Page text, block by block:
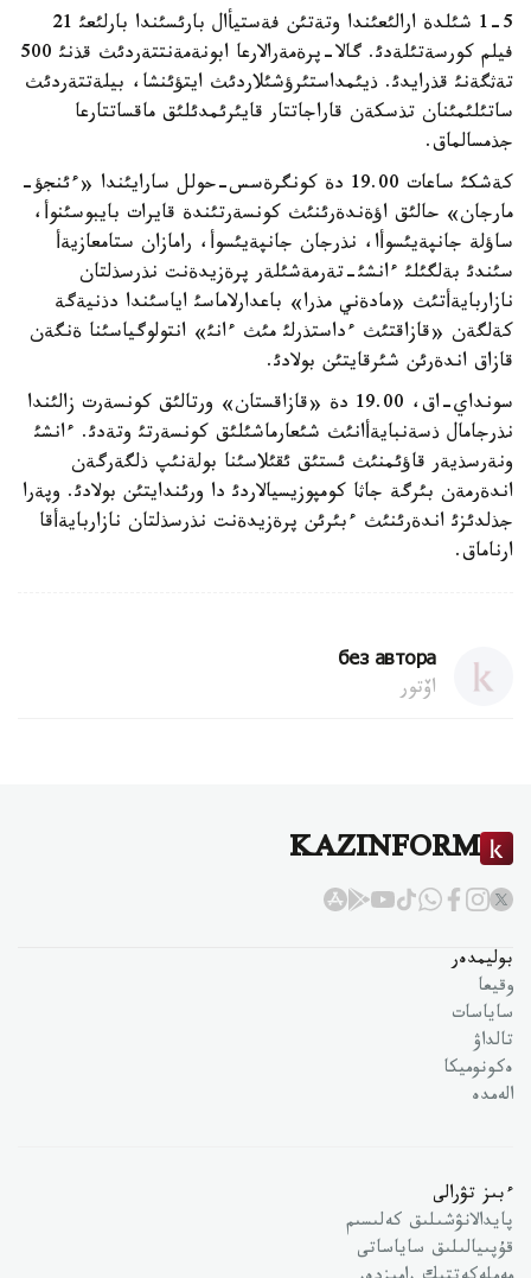
1-5 شئلدة ارالئعئندا وتةتئن فةستيأال بارئسئندا بارلئعئ 21
فيلم كورسةتئلةدئ. گالا-پرةمةرالارعا ابونةمةنتتةردئث قذنئ 500
تةثگةنئ قذرايدئ. ذيئمداستئرؤشئلاردئث ايتؤئنشا، بيلةتتةردئث
ساتئلئمئنان تذسكةن قاراجاتتار قايئرئمدئلئق ماقساتتارعا
جذمسالماق.
كةشكئ ساعات 19.00 دة كونگرةسس-حولل سارايئندا «ءئنجؤ-
مارجان» حالئق اؤةندةرئنئث كونسةرتئندة قايرات بايبوسئنوأ،
ساؤلة جانپةيئسوأا، نذرجان جانپةيئسوأ، رامازان ستامعازيةأ
سئندئ بةلگئلئ ءانشئ-تةرمةشئلةر پرةزيدةنت نذرسذلتان
نازاربايةأتئث «مادةني مذرا» باعدارلاماسئ اياسئندا دذنيةگة
كةلگةن «قازاقتئث ءداستذرلئ مئث ءانئ» انتولوگياسئنا ةنگةن
قازاق اندةرئن شئرقايتئن بولادئ.
سونداي-اق، 19.00 دة «قازاقستان» ورتالئق كونسةرت زالئندا
نذرجامال ذسةنبايةأانئث شئعارماشئلئق كونسةرتئ وتةدئ. ءانشئ
ونةرسذيةر قاؤئمنئث ئستئق ئقئلاسئنا بولةنئپ ذلگةرگةن
اندةرمةن بئرگة جاثا كومپوزيسيالاردئ دا ورئندايتئن بولادئ. وپةرا
جذلدئزئ اندةرئنئث ءبئرئن پرةزيدةنت نذرسذلتان نازاربايةأقا
ارناماق.
без автора
اۆتور
KAZINFORM
بوليمدەر
وقيعا
ساياسات
تالداۋ
ەكونوميكا
الەمدە
ءبىز تۋرالى
پايدالانۋشىلىق كەلىسىم
قۇپىيالىلىق ساياساتى